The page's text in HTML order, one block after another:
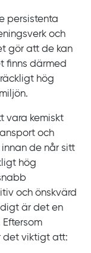
persistenta
och
gör att de kan
finns därmed
hög
vara kemiskt
och
de når sitt
hög
och önskvärd
är det en
det viktigt att: